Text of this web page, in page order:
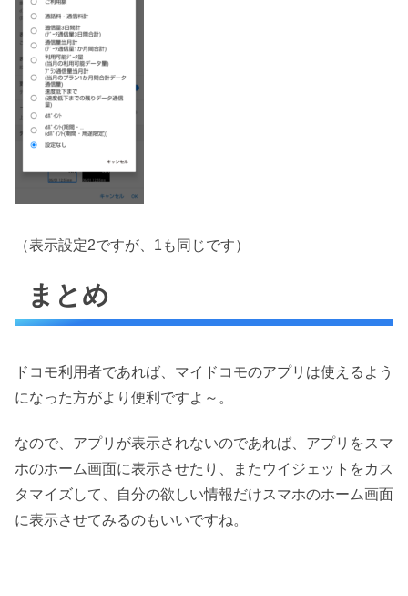
（表示設定2ですが、1も同じです）
まとめ
ドコモ利用者であれば、マイドコモのアプリは使えるよう
になった方がより便利ですよ～。
なので、アプリが表示されないのであれば、アプリをスマ
ホのホーム画面に表示させたり、またウイジェットをカス
タマイズして、自分の欲しい情報だけスマホのホーム画面
に表示させてみるのもいいですね。